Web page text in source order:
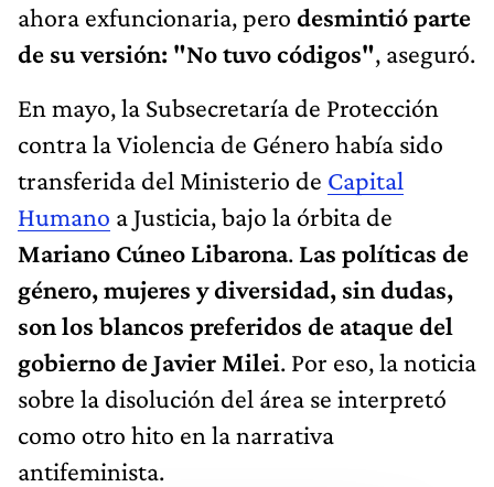
ahora exfuncionaria, pero desmintió parte
de su versión: "No tuvo códigos", aseguró.
En mayo, la Subsecretaría de Protección
contra la Violencia de Género había sido
transferida del Ministerio de Capital
Humano a Justicia, bajo la órbita de
Mariano Cúneo Libarona. Las políticas de
género, mujeres y diversidad, sin dudas,
son los blancos preferidos de ataque del
gobierno de Javier Milei. Por eso, la noticia
sobre la disolución del área se interpretó
como otro hito en la narrativa
antifeminista.